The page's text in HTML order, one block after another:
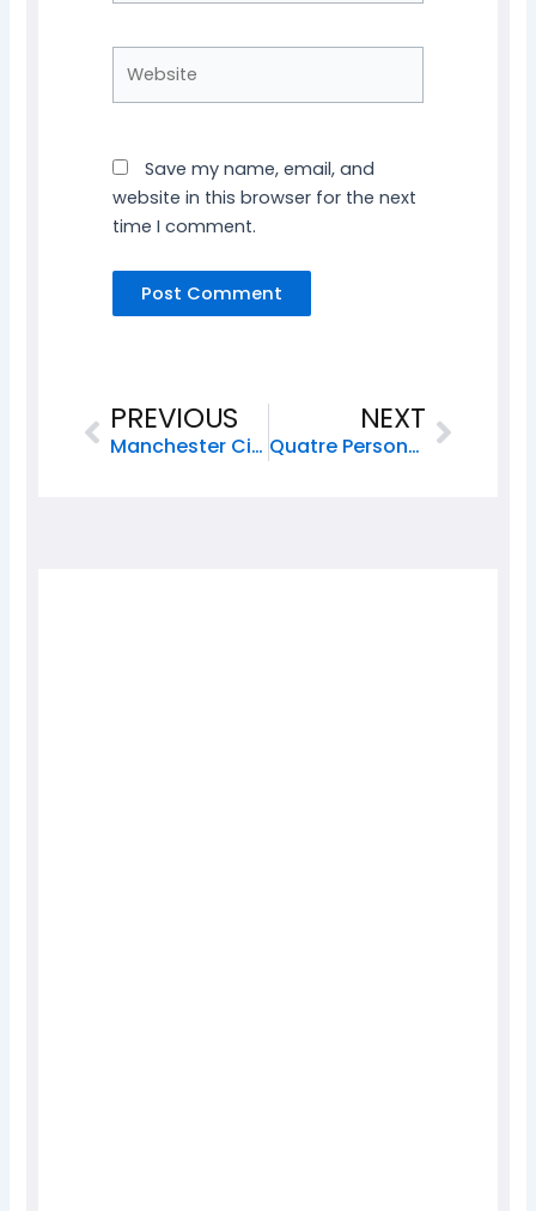
Save my name, email, and
website in this browser for the next
time I comment.
Prev
PREVIOUS
Manchester City Sacré Champion De La Premier League
NEXT
Quatre Personnes Tuées Et Destruction De Maisons À Thomazeau
Next